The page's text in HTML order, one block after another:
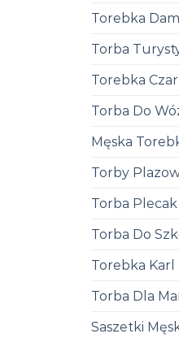
Torebka
Torba
Torebka
Torba Do
Męska
Torby
Torba Plecak
Torba Do
Torebka Karl
Torba Dla
Saszetki